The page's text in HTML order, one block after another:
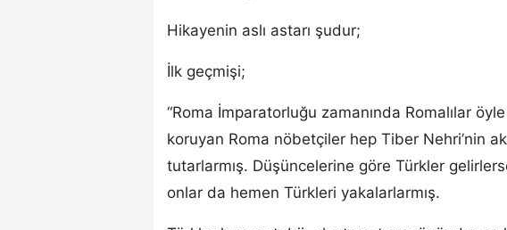
Hikayenin aslı astarı şudur;
İlk geçmişi;
“Roma İmparatorluğu zamanında Romalılar
koruyan Roma nöbetçiler hep Tiber Nehri’nin
tutarlarmış. Düşüncelerine göre Türkler
onlar da hemen Türkleri yakalarlarmış.